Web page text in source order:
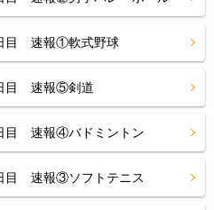
目 速報①軟式野球
目 速報⑤剣道
目 速報④バドミントン
日目 速報③ソフトテニス